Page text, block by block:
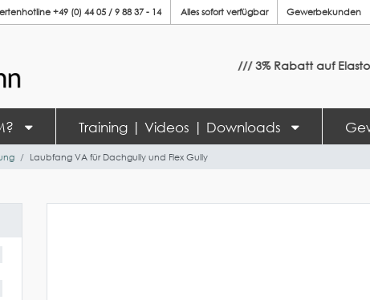
+49 (0) 44 05 / 9 88 37 - 14 Alles sofort verfügbar Gewerbekunden
/// 3% Rabatt auf
Training | Videos | Downloads
Laubfang VA für Dachgully und Flex Gully